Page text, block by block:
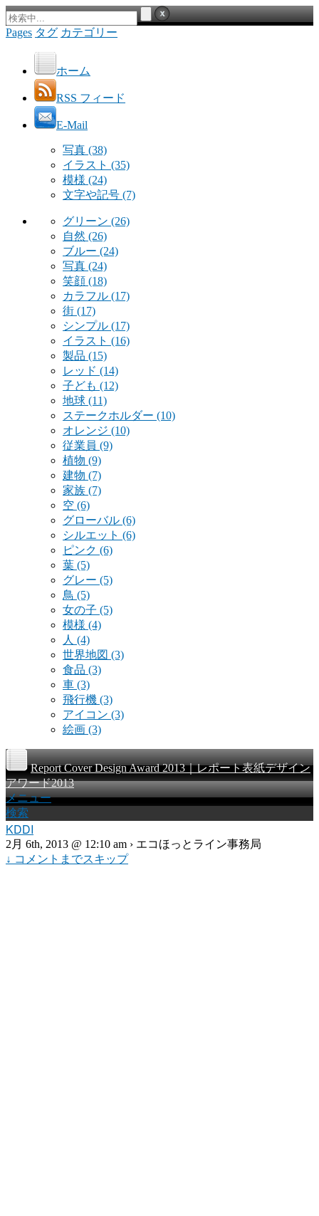
Pages タグ カテゴリー
ホーム
RSS フィード
E-Mail
写真 (38)
イラスト (35)
模様 (24)
文字や記号 (7)
グリーン (26)
自然 (26)
ブルー (24)
写真 (24)
笑顔 (18)
カラフル (17)
街 (17)
シンプル (17)
イラスト (16)
製品 (15)
レッド (14)
子ども (12)
地球 (11)
ステークホルダー (10)
オレンジ (10)
従業員 (9)
植物 (9)
建物 (7)
家族 (7)
空 (6)
グローバル (6)
シルエット (6)
ピンク (6)
葉 (5)
グレー (5)
鳥 (5)
女の子 (5)
模様 (4)
人 (4)
世界地図 (3)
食品 (3)
車 (3)
飛行機 (3)
アイコン (3)
絵画 (3)
Report Cover Design Award 2013｜レポート表紙デザイン
アワード2013
メニュー
検索
KDDI
2月 6th, 2013 @ 12:10 am › エコほっとライン事務局
↓ コメントまでスキップ